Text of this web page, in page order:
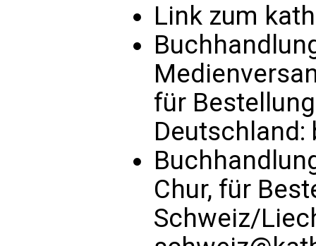
Link zum
für
Deutschland:
Chur, für
Schweiz/